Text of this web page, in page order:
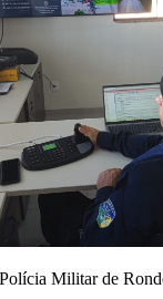
Polícia Militar de